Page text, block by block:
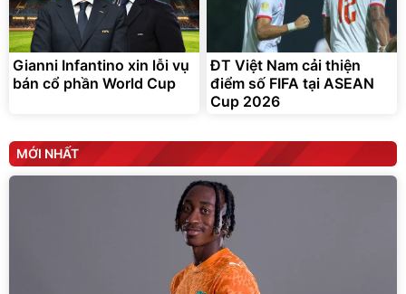
Gianni Infantino xin lỗi vụ
bán cổ phần World Cup
ĐT Việt Nam cải thiện
điểm số FIFA tại ASEAN
Cup 2026
MỚI NHẤT